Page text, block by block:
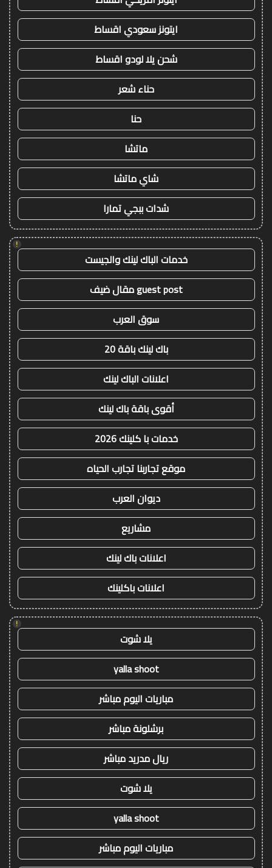
ايتونز سعودي اقساط
شحن يلا لودو اقساط
حناء شعر
حنا
ماتشا
شاي ماتشا
شدات ببجي تمارا
!
خدمات الباك لينك والجيست
guest post مقال ضيف
سوق العرب
باك لينك باقة 20
اعلانات الباك لينك
أقوى باقة باك لينك
خدمات با كلينك 2026
موقع تجاربنا تجارب الحياه
ديوان العرب
مشاريع
اعلانات باك لينك
اعلانات باكلينك
!
يلا شوت
yalla shoot
مباريات اليوم مباشر
برشلونة مباشر
ريال مدريد مباشر
يلا شوت
yalla shoot
مباريات اليوم مباشر